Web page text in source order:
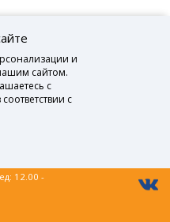
и
сайтом.
с
с
12.00 -